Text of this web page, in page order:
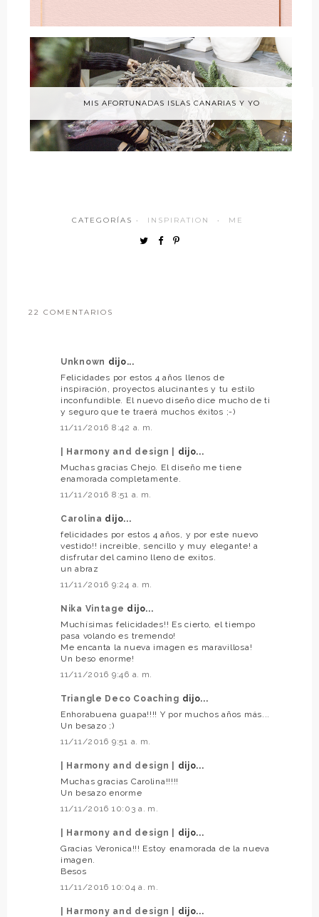
MIS AFORTUNADAS ISLAS CANARIAS Y YO
CATEGORÍAS · INSPIRATION · ME
22 COMENTARIOS
Unknown dijo...
Felicidades por estos 4 años llenos de
inspiración, proyectos alucinantes y tu estilo
inconfundible. El nuevo diseño dice mucho de ti
y seguro que te traerá muchos éxitos ;-)
11/11/2016 8:42 a. m.
| Harmony and design |
dijo...
Muchas gracias Chejo. El diseño me tiene
enamorada completamente.
11/11/2016 8:51 a. m.
Carolina dijo...
felicidades por estos 4 años, y por este nuevo
vestido!! increible, sencillo y muy elegante! a
disfrutar del camino lleno de exitos.
un abraz
11/11/2016 9:24 a. m.
Nika Vintage dijo...
Muchísimas felicidades!! Es cierto, el tiempo
pasa volando es tremendo!
Me encanta la nueva imagen es maravillosa!
Un beso enorme!
11/11/2016 9:46 a. m.
Triangle Deco Coaching dijo...
Enhorabuena guapa!!!! Y por muchos años más...
Un besazo ;)
11/11/2016 9:51 a. m.
| Harmony and design |
dijo...
Muchas gracias Carolina!!!!!
Un besazo enorme
11/11/2016 10:03 a. m.
| Harmony and design |
dijo...
Gracias Veronica!!! Estoy enamorada de la nueva
imagen.
Besos
11/11/2016 10:04 a. m.
| Harmony and design |
dijo...